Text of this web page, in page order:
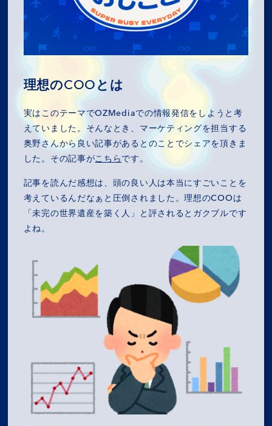
理想のCOOとは
実はこのテーマでOZMediaでの情報発信をしようと考
えていました。そんなとき、マーケティングを担当する
奥野さんから良い記事があるとのことでシェアを頂きま
した。その記事がこちら です。
記事を読んだ感想は、頭の良い人は本当にすごいことを
考えているんだなぁと圧倒されました。理想のCOOは
「未完の世界遺産を築く人」と評されるとガクブルです
よね。